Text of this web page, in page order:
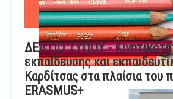
ΔΕΛΤΙΟ ΤΥΠΟΥ -
εκπαίδευσης και
Καρδίτσας στα πλαίσια του
ERASMUS+